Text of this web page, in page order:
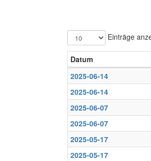
Einträge
Datum
2025-06-14
2025-06-14
2025-06-07
2025-06-07
2025-05-17
2025-05-17